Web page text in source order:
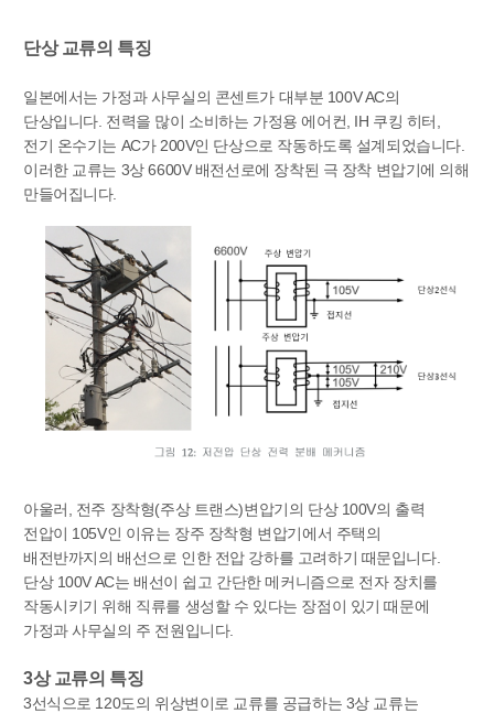
단상 교류의 특징
일본에서는 가정과 사무실의 콘센트가 대부분 100V AC의
단상입니다. 전력을 많이 소비하는 가정용 에어컨, IH 쿠킹 히터,
전기 온수기는 AC가 200V인 단상으로 작동하도록 설계되었습니다.
이러한 교류는 3상 6600V 배전선로에 장착된 극 장착 변압기에 의해
만들어집니다.
아울러, 전주 장착형(주상 트랜스)변압기의 단상 100V의 출력
전압이 105V인 이유는 장주 장착형 변압기에서 주택의
배전반까지의 배선으로 인한 전압 강하를 고려하기 때문입니다.
단상 100V AC는 배선이 쉽고 간단한 메커니즘으로 전자 장치를
작동시키기 위해 직류를 생성할 수 있다는 장점이 있기 때문에
가정과 사무실의 주 전원입니다.
3상 교류의 특징
3선식으로 120도의 위상변이로 교류를 공급하는 3상 교류는